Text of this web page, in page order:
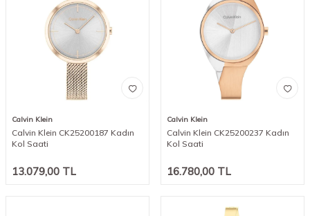
Calvin Klein
Calvin Klein CK25200187 Kadın
Kol Saati
13.079,00 TL
Calvin Klein
Calvin Klein CK25200237 Kadın
Kol Saati
16.780,00 TL